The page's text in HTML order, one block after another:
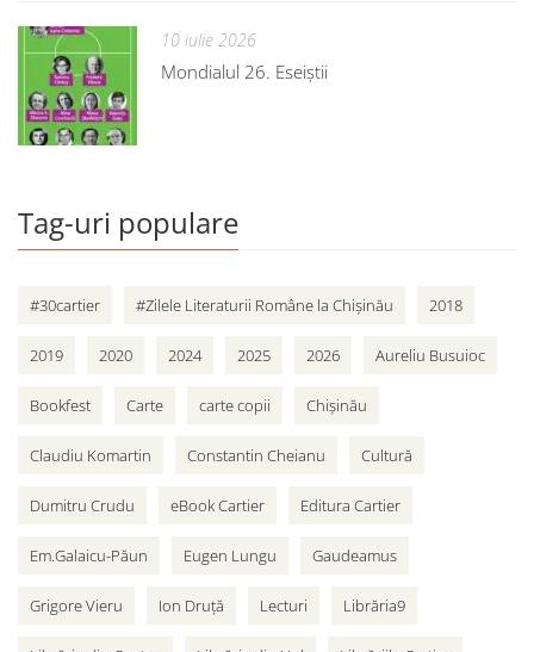
10 iulie 2026
Mondialul 26. Eseiștii
Tag-uri populare
#30cartier #Zilele Literaturii Române la Chișinău 2018
2019 2020 2024 2025 2026 Aureliu Busuioc
Bookfest Carte carte copii Chișinău
Claudiu Komartin Constantin Cheianu Cultură
Dumitru Crudu eBook Cartier Editura Cartier
Em.Galaicu-Păun Eugen Lungu Gaudeamus
Grigore Vieru Ion Druță Lecturi Librăria9